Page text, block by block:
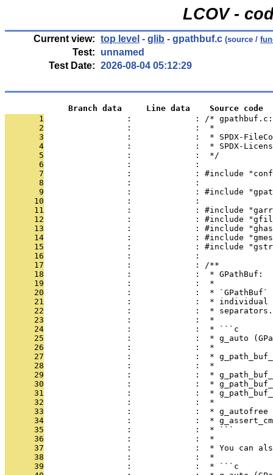
LCOV -
Current view: top level - glib - gpathbuf.c (source /
Test:
unnamed
Test Date: 2026-08-04 05:12:29
             Branch data     Line data    Source code
       1
:             : /*
       2
                 :             :  *
       3
:             :  * SPDX-
       4
:             :  * SPDX-
       5
                 :             :  */
       6
                 :             :
       7
:             : #include
       8
                 :             :
       9
:             : #include
      10
                 :             :
      11
:             : #include
      12
:             : #include
      13
:             : #include
      14
:             : #include
      15
:             : #include
      16
                 :             :
      17
                 :             : /**
      18
                 :             :  * GPathBuf:
      19
                 :             :  *
      20
:             :  *
      21
:             :  *
      22
                 :             :  * separators.
      23
                 :             :  *
      24
                 :             :  * ```c
      25
:             :  * g_auto
      26
                 :             :  *
      27
:             :  *
      28
                 :             :  *
      29
:             :  *
      30
:             :  *
      31
:             :  *
      32
                 :             :  *
      33
:             :  *
      34
:             :  *
      35
                 :             :  * ```
      36
                 :             :  *
      37
:             :  * You can
      38
                 :             :  *
      39
                 :             :  * ```c